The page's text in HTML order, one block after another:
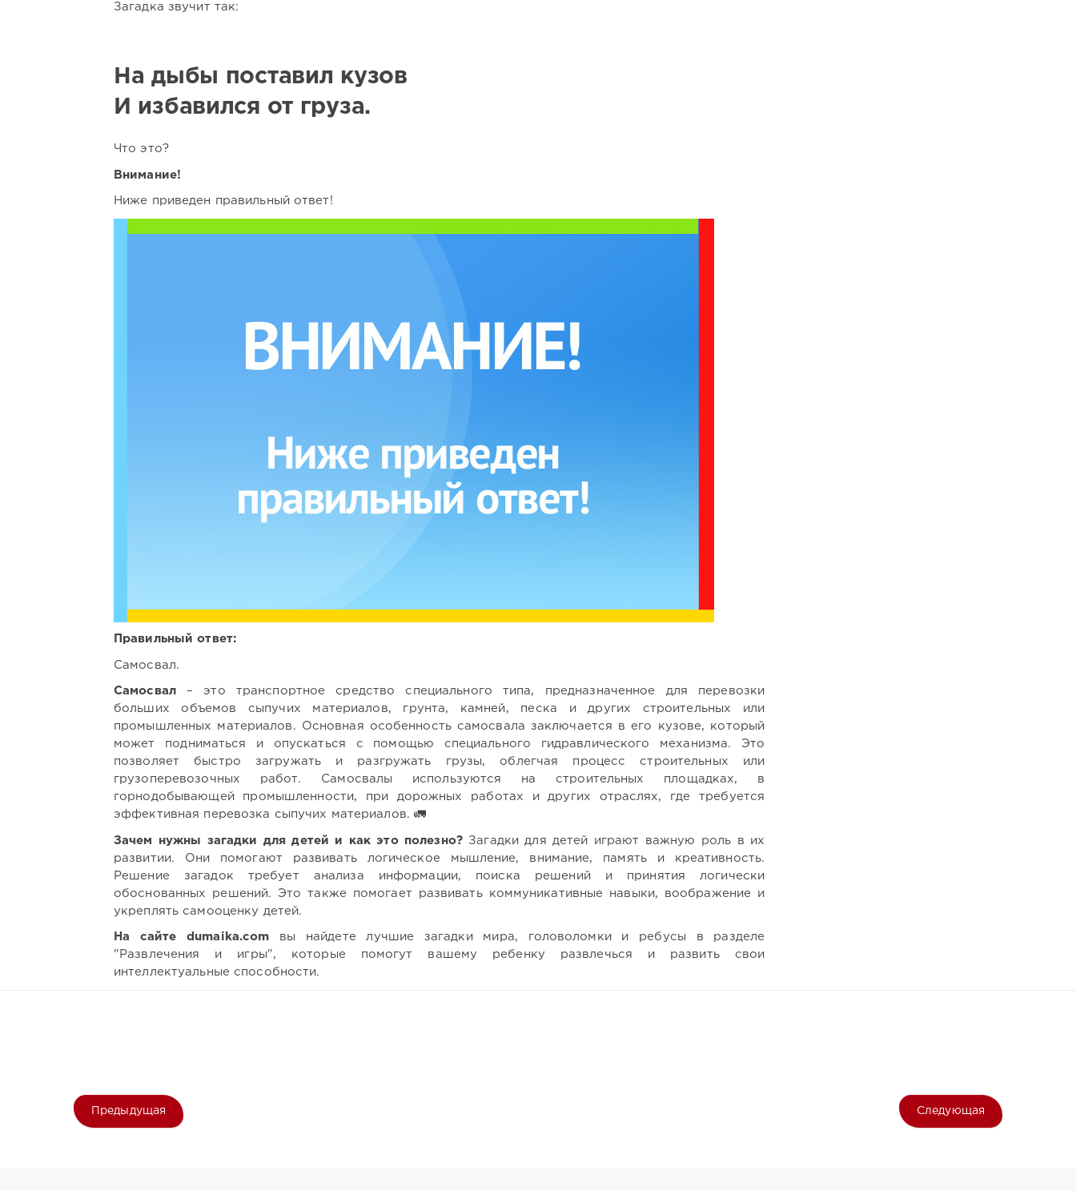
Загадка звучит так:
На дыбы поставил кузов
И избавился от груза.
Что это?
Внимание!
Ниже приведен правильный ответ!
Правильный ответ:
Самосвал.
Самосвал– это транспортное средство специального типа, предназначенное для перевозки
больших объемов сыпучих материалов, грунта, камней, песка и других строительных или
промышленных материалов. Основная особенность самосвала заключается в его кузове, который
может подниматься и опускаться с помощью специального гидравлического механизма. Это
позволяет быстро загружать и разгружать грузы, облегчая процесс строительных или
грузоперевозочных работ. Самосвалы используются на строительных площадках, в
горнодобывающей промышленности, при дорожных работах и других отраслях, где требуется
эффективная перевозка сыпучих материалов. 🚛
Зачем нужны загадки для детей и как это полезно?Загадки для детей играют важную роль в их
развитии. Они помогают развивать логическое мышление, внимание, память и креативность.
Решение загадок требует анализа информации, поиска решений и принятия логически
обоснованных решений. Это также помогает развивать коммуникативные навыки, воображение и
укреплять самооценку детей.
На сайте dumaika.com вы найдете лучшие загадки мира, головоломки и ребусы в разделе
"Развлечения и игры", которые помогут вашему ребенку развлечься и развить свои
интеллектуальные способности.
Предыдущая Следующая